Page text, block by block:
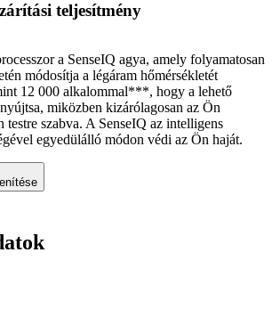
teljesítmény
a SenseIQ agya, amely folyamatosan
módosítja a légáram hőmérsékletét
12 000 alkalommal***, hogy a lehető
miközben kizárólagosan az Ön
testre szabva. A SenseIQ az intelligens
egyedülálló módon védi az Ön haját.